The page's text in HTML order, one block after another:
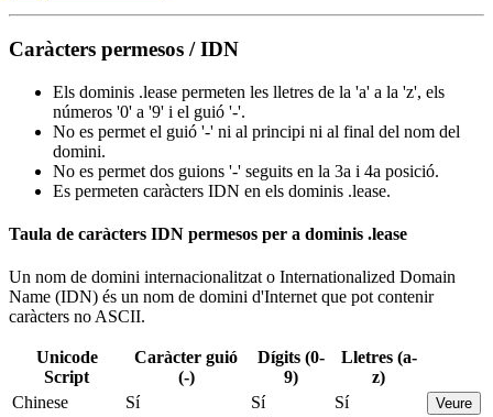
Caràcters permesos / IDN
Els dominis .lease permeten les lletres de la 'a' a la 'z', els
números '0' a '9' i el guió '-'.
No es permet el guió '-' ni al principi ni al final del nom del
domini.
No es permet dos guions '-' seguits en la 3a i 4a posició.
Es permeten caràcters IDN en els dominis .lease.
Taula de caràcters IDN permesos per a dominis .lease
Un nom de domini internacionalitzat o Internationalized Domain
Name (IDN) és un nom de domini d'Internet que pot contenir
caràcters no ASCII.
Unicode
Script
Caràcter guió
(-)
Dígits (0-
9)
Lletres (a-
z)
Chinese
Sí Sí Sí Veure